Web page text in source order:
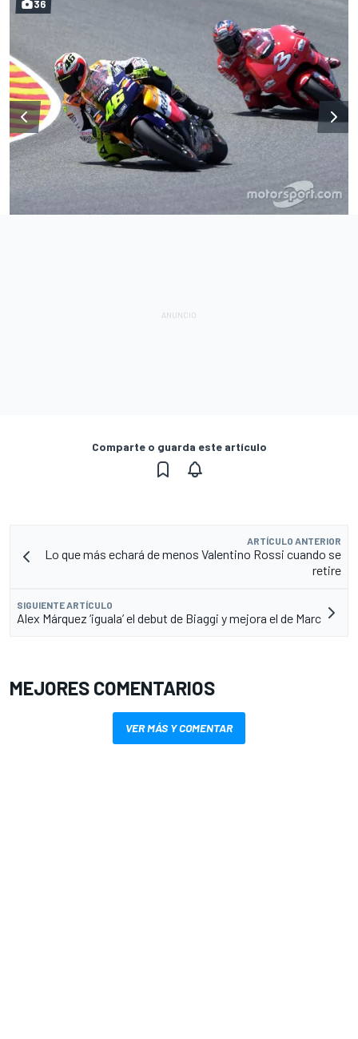
36
Comparte o guarda este artículo
ARTÍCULO ANTERIOR
Lo que más echará de menos Valentino Rossi cuando se
retire
SIGUIENTE ARTÍCULO
Alex Márquez ‘iguala’ el debut de Biaggi y mejora el de Marc
MEJORES COMENTARIOS
VER MÁS Y COMENTAR